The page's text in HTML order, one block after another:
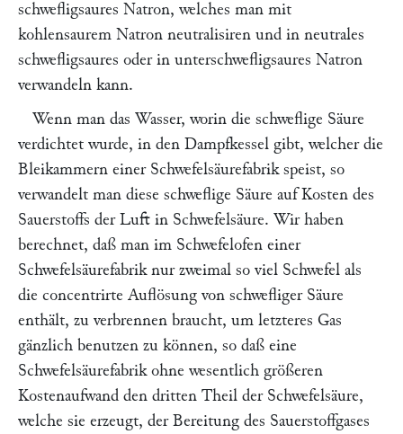
schwefligsaures Natron, welches man mit
kohlensaurem Natron neutralisiren und in neutrales
schwefligsaures oder in unterschwefligsaures Natron
verwandeln kann.
Wenn man das Wasser, worin die schweflige Säure
verdichtet wurde, in den Dampfkessel gibt, welcher die
Bleikammern einer Schwefelsäurefabrik speist, so
verwandelt man diese schweflige Säure auf Kosten des
Sauerstoffs der Luft in Schwefelsäure. Wir haben
berechnet, daß man im Schwefelofen einer
Schwefelsäurefabrik nur zweimal so viel Schwefel als
die concentrirte Auflösung von schwefliger Säure
enthält, zu verbrennen braucht, um letzteres Gas
gänzlich benutzen zu können, so daß eine
Schwefelsäurefabrik ohne wesentlich größeren
Kostenaufwand den dritten Theil der Schwefelsäure,
welche sie erzeugt, der Bereitung des Sauerstoffgases